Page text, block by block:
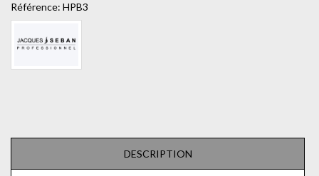
Référence: HPB3
DESCRIPTION